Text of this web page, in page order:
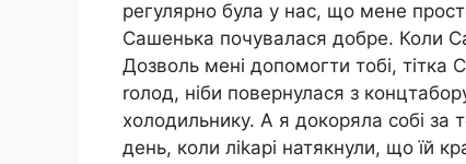
регулярно була у нас, що мене
Сашенька почувалася добре. Коли
Дозволь мені допомогти тобі, тітка
rолод, ніби повернулася з
холодильнику. А я докоряла собі за
день, коли ліkарі натякнули, що їй